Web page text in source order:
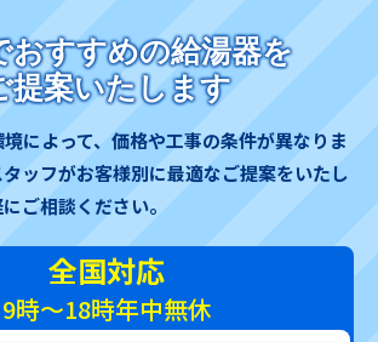
おすすめの給湯器を
提案いたします
によって、価格や工事の条件が異なりま
ッフがお客様別に最適なご提案をいたし
ご相談ください。
全国対応
9時～18時年中無休